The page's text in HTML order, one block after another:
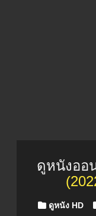
ดูหนังออ
Posted in
ดูหนัง HD